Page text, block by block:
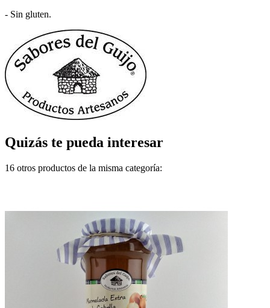
- Sin gluten.
Quizás te pueda interesar
16 otros productos de la misma categoría: